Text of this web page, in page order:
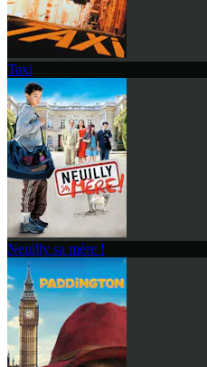
Taxi
Neuilly sa mère !